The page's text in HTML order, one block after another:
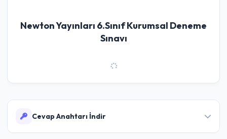
Newton Yayınları 6.Sınıf Kurumsal Deneme
Sınavı
Cevap Anahtarı İndir